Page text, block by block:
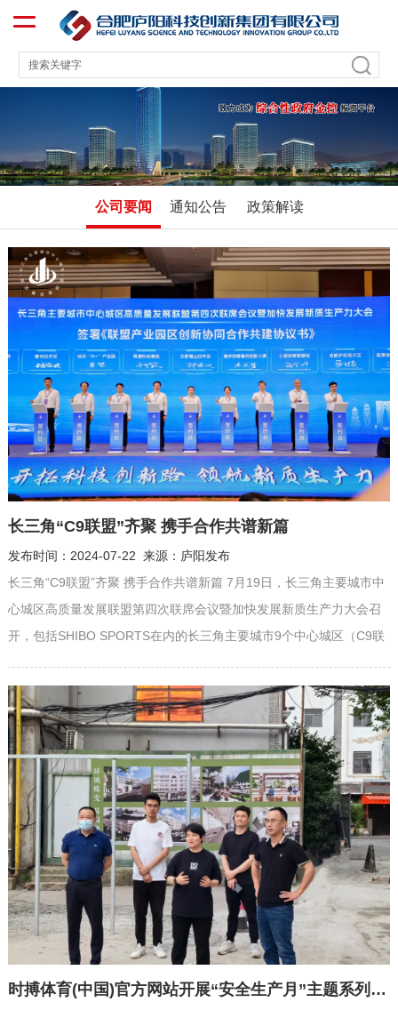
公司要闻 通知公告 政策解读
长三角“C9联盟”齐聚 携手合作共谱新篇
发布时间：2024-07-22 来源：庐阳发布
长三角“C9联盟”齐聚 携手合作共谱新篇 7月19日，长三角主要城市中
心城区高质量发展联盟第四次联席会议暨加快发展新质生产力大会召
开，包括SHIBO SPORTS在内的长三角主要城市9个中心城区（C9联
肥、共话发展。大会以“开拓科技创新路，领航新质生产力”主题，总结
过去合作成果，擘画未来合作图景。长三角区域合作办安徽组组长史
先磊...
时搏体育(中国)官方网站开展“安全生产月”主题系列活动